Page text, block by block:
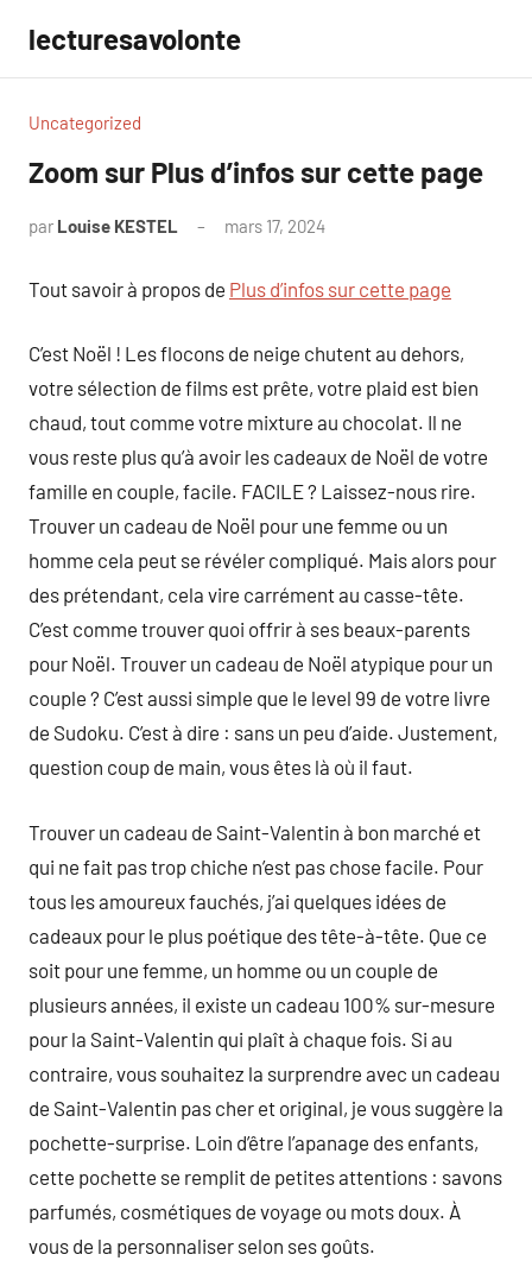
contenu
lecturesavolonte
Uncategorized
Zoom sur Plus d’infos sur cette page
par Louise KESTEL mars 17, 2024
Tout savoir à propos de Plus d’infos sur cette page
C’est Noël ! Les flocons de neige chutent au dehors,
votre sélection de films est prête, votre plaid est bien
chaud, tout comme votre mixture au chocolat. Il ne
vous reste plus qu’à avoir les cadeaux de Noël de votre
famille en couple, facile. FACILE ? Laissez-nous rire.
Trouver un cadeau de Noël pour une femme ou un
homme cela peut se révéler compliqué. Mais alors pour
des prétendant, cela vire carrément au casse-tête.
C’est comme trouver quoi offrir à ses beaux-parents
pour Noël. Trouver un cadeau de Noël atypique pour un
couple ? C’est aussi simple que le level 99 de votre livre
de Sudoku. C’est à dire : sans un peu d’aide. Justement,
question coup de main, vous êtes là où il faut.
Trouver un cadeau de Saint-Valentin à bon marché et
qui ne fait pas trop chiche n’est pas chose facile. Pour
tous les amoureux fauchés, j’ai quelques idées de
cadeaux pour le plus poétique des tête-à-tête. Que ce
soit pour une femme, un homme ou un couple de
plusieurs années, il existe un cadeau 100% sur-mesure
pour la Saint-Valentin qui plaît à chaque fois. Si au
contraire, vous souhaitez la surprendre avec un cadeau
de Saint-Valentin pas cher et original, je vous suggère la
pochette-surprise. Loin d’être l’apanage des enfants,
cette pochette se remplit de petites attentions : savons
parfumés, cosmétiques de voyage ou mots doux. À
vous de la personnaliser selon ses goûts.